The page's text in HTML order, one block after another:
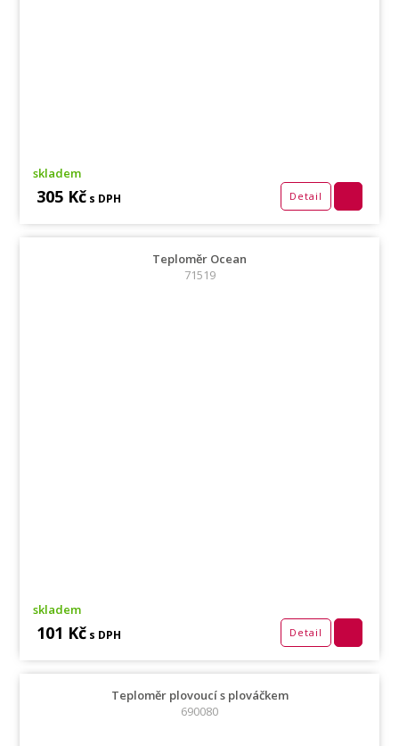
skladem
305 Kč s DPH Detail
Teploměr Ocean
71519
skladem
101 Kč s DPH Detail
Teploměr plovoucí s plováčkem
690080